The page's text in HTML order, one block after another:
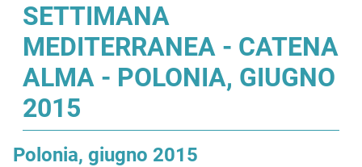
SETTIMANA
MEDITERRANEA - CATENA
ALMA - POLONIA, GIUGNO
2015
Polonia, giugno 2015